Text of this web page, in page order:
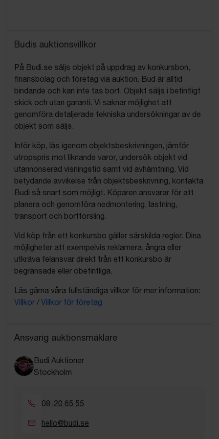
Budis auktionsvillkor
På Budi.se säljs objekt på uppdrag av konkursbon,
finansbolag och företag via auktion. Bud är alltid
bindande och kan inte tas bort. Objekt säljs i befintligt
skick och utan garanti. Vi saknar möjlighet att
genomföra detaljerade tekniska undersökningar av de
objekt som säljs.
Inför köp, läs igenom objektsbeskrivningen, jämför
utropspris mot liknande varor, undersök objekt vid
utannonserad visningstid samt vid avhämtning. Vid
betydande avvikelse från objektsbeskrivning, kontakta
Budi så snart som möjligt. Köparen ansvarar för att
planera och genomföra nedmontering, lastning,
transport och bortforsling.
Vid köp från ett konkursbo gäller särskilda regler. Dina
möjligheter att exempelvis reklamera, ångra eller
utkräva felansvar direkt från ett konkursbo är
begränsade eller obefintliga.
Läs gärna våra fullständiga villkor för mer information:
Villkor / Villkor för företag
Ansvarig auktionsmäklare
Budi Auktioner
Stockholm
08-20 65 55
hello@budi.se